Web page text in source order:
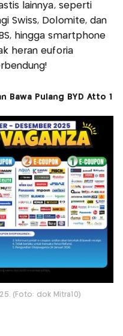
lainnya, seperti
Swiss, Dolomite, dan
hingga smartphone
heran euforia
Bawa Pulang BYD Atto 1
(Foto: dok Mitra10)